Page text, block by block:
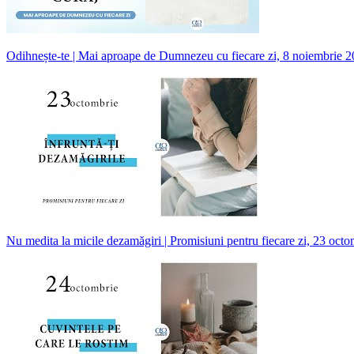
Odihnește-te | Mai aproape de Dumnezeu cu fiecare zi, 8 noiembrie
Nu medita la micile dezamăgiri | Promisiuni pentru fiecare zi, 23